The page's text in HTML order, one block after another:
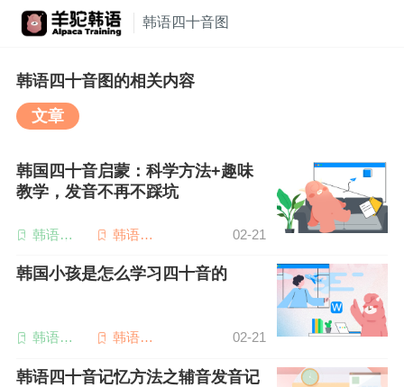
韩语四十音图
韩语四十音图的相关内容
文章
韩国四十音启蒙：科学方法+趣味
教学，发音不再不踩坑
韩语四
韩语四
02-21
韩国小孩是怎么学习四十音的
韩语四
韩语四
02-21
韩语四十音记忆方法之辅音发音记